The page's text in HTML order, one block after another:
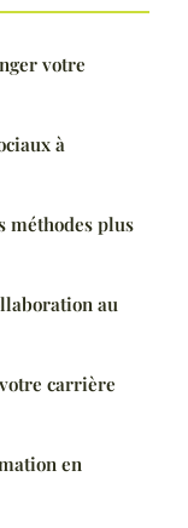
votre
à
méthodes plus
au
carrière
en